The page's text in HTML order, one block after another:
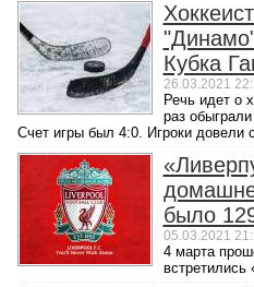
Кубка
26.03.2021
Речь идет о
раз
Счет игры был 4:0. Игроки довели
было
05.03.2021
4 марта
встретились